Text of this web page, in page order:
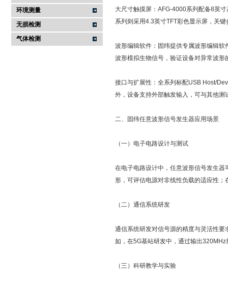
环境测量
无损检测
气体检测
大尺寸触摸屏：AFG-4000系列配备8英
系列则采用4.3英寸TFT彩色显示屏，关
波形编辑软件：固纬提供专属波形编辑
波形模拟生物信号，验证设备对异常波形
接口与扩展性：全系列标配USB Host/
外，设备支持外部触发输入，可与其他测
二、固纬任意波形信号发生器应用场景
（一）电子电路设计与测试
在电子电路设计中，任意波形信号发生
形，可评估电源对非线性负载的适应性
（二）通信系统研发
通信系统研发对信号源的精度与灵活性
如，在5G基站研发中，通过输出
（三）科研教学与实验